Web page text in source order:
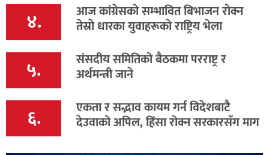
४. आज कांग्रेसकाे सम्भावित बिभाजन राेक्न
तेस्राे धारका युवाहरूकाे राष्ट्रिय भेला
५. संसदीय समितिको बैठकमा परराष्ट्र र
अर्थमन्त्री जाने
६. एकता र सद्भाव कायम गर्न विदेशबाटै
देउवाको अपिल, हिंसा रोक्न सरकारसँग माग